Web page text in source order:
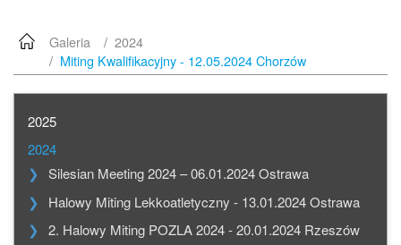
Galeria
2024
Miting Kwalifikacyjny - 12.05.2024 Chorzów
2025
2024
Silesian Meeting 2024 – 06.01.2024 Ostrawa
Halowy Miting Lekkoatletyczny - 13.01.2024 Ostrawa
2. Halowy Miting POZLA 2024 - 20.01.2024 Rzeszów